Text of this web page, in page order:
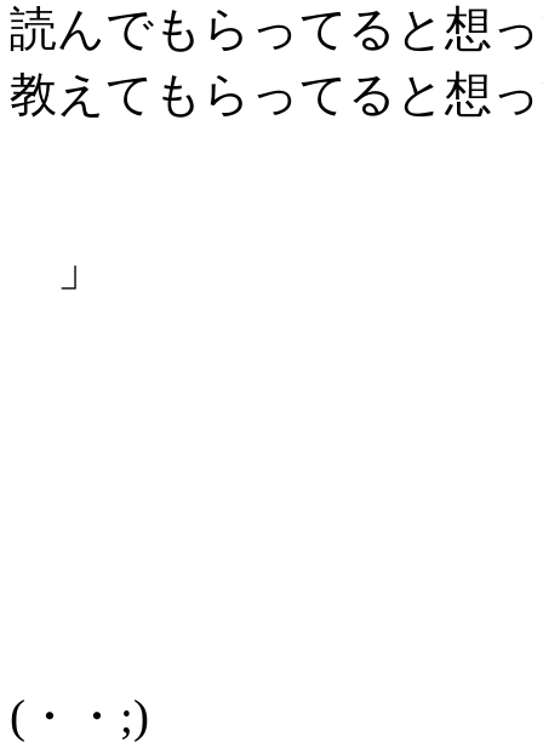
読んでもらってると想
教えてもらってると想
」
(・・;)